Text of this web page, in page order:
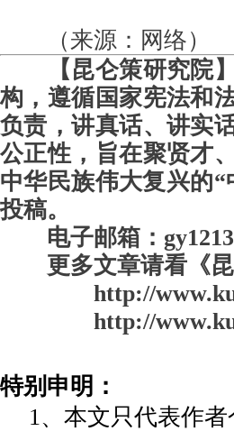
（来源：网络）
【昆仑策研究院
构，遵循国家宪法和
负责，讲真话、讲实
公正性，旨在聚贤才
中华民族伟大复兴的
投稿。
电子邮箱：
更多文章请看《昆
http://
http://
特别申明：
1、本文只代表作